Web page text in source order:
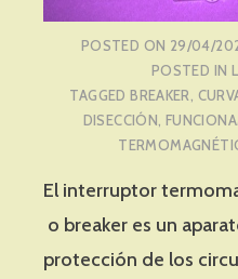
POSTED ON 29/04/
POSTED IN
TAGGEDBREAKER,
DISECCIÓN,
El interruptor
o breaker es un
protección de los